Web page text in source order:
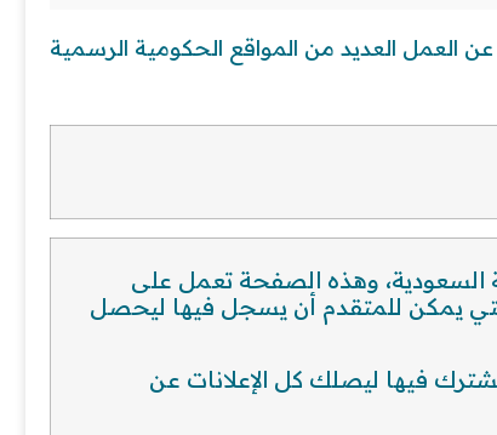
العمل العديد من المواقع الحكومية الرسمية
وهذه الصفحة تعمل على
يمكن للمتقدم أن يسجل فيها ليحصل
فيها ليصلك كل الإعلانات عن